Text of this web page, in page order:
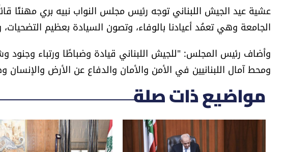
عشية عيد الجيش اللبناني توجه رئيس مجلس النواب نبيه بري مهنئًا
الجامعة وهي تعمُد أعيادنا بالوفاء، وتصون السيادة بعظيم
وأضاف رئيس المجلس: "للجيش اللبناني قيادة وضباطًا ورتباء وجنود
ومحط آمال اللبنانيين في الأمن والأمان والدفاع عن الأرض والإنسان
مواضيع ذات صلة